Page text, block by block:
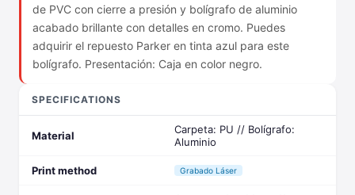
de PVC con cierre a presión y bolígrafo de aluminio
acabado brillante con detalles en cromo. Puedes
adquirir el repuesto Parker en tinta azul para este
bolígrafo. Presentación: Caja en color negro.
SPECIFICATIONS
Material
Carpeta: PU // Bolígrafo:
Aluminio
Print method Grabado Láser